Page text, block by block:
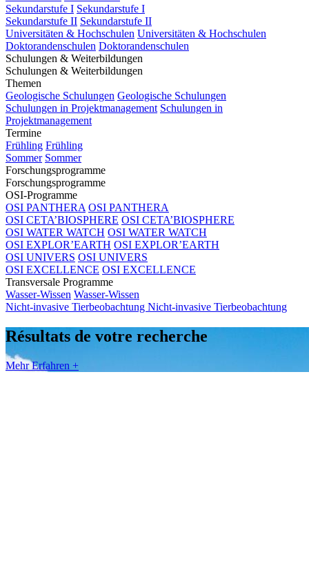
Sekundarstufe I Sekundarstufe I
Sekundarstufe II Sekundarstufe II
Universitäten & Hochschulen Universitäten & Hochschulen
Doktorandenschulen Doktorandenschulen
Schulungen & Weiterbildungen
Schulungen & Weiterbildungen
Themen
Geologische Schulungen Geologische Schulungen
Schulungen in Projektmanagement Schulungen in
Projektmanagement
Termine
Frühling Frühling
Sommer Sommer
Forschungsprogramme
Forschungsprogramme
OSI-Programme
OSI PANTHERA OSI PANTHERA
OSI CETA’BIOSPHERE OSI CETA’BIOSPHERE
OSI WATER WATCH OSI WATER WATCH
OSI EXPLOR’EARTH OSI EXPLOR’EARTH
OSI UNIVERS OSI UNIVERS
OSI EXCELLENCE OSI EXCELLENCE
Transversale Programme
Wasser-Wissen Wasser-Wissen
Nicht-invasive Tierbeobachtung Nicht-invasive Tierbeobachtung
Résultats de votre recherche
Mehr Erfahren +